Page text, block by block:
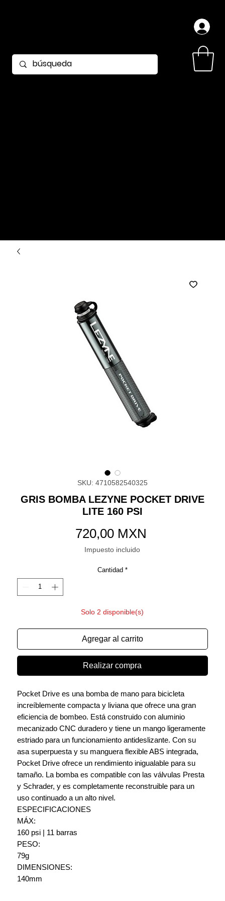
SKU: 4710582540325
GRIS BOMBA LEZYNE POCKET DRIVE
LITE 160 PSI
720,00 MXN
Impuesto incluido
Cantidad *
Solo 2 disponible(s)
Agregar al carrito
Realizar compra
Pocket Drive es una bomba de mano para bicicleta
increíblemente compacta y liviana que ofrece una gran
eficiencia de bombeo. Está construido con aluminio
mecanizado CNC duradero y tiene un mango ligeramente
estriado para un funcionamiento antideslizante. Con su
asa superpuesta y su manguera flexible ABS integrada,
Pocket Drive ofrece un rendimiento inigualable para su
tamaño. La bomba es compatible con las válvulas Presta
y Schrader, y es completamente reconstruible para un
uso continuado a un alto nivel.
ESPECIFICACIONES
MÁX:
160 psi | 11 barras
PESO:
79g
DIMENSIONES:
140mm